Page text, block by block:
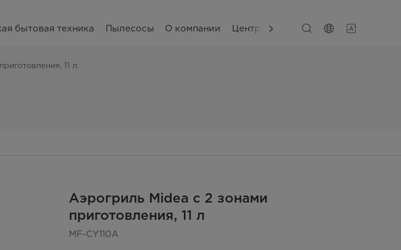
бытовая техника Пылесосы О компании Центр поддержки
11 л
Аэрогриль Midea с 2 зонами
приготовления, 11 л
MF-CY110A